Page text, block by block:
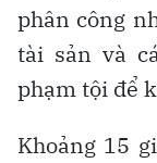
phân công
tài sản và
phạm tội để
Khoảng 15